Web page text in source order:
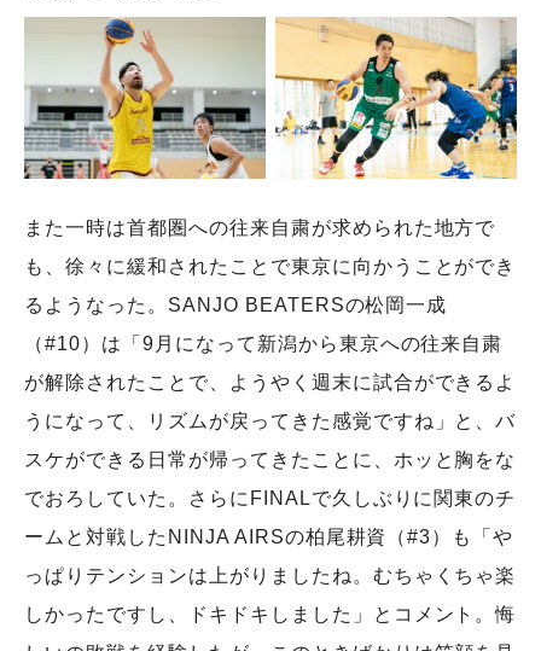
また一時は首都圏への往来自粛が求められた地方で
も、徐々に緩和されたことで東京に向かうことができ
るようなった。SANJO BEATERSの松岡一成
（#10）は「9月になって新潟から東京への往来自粛
が解除されたことで、ようやく週末に試合ができるよ
うになって、リズムが戻ってきた感覚ですね」と、バ
スケができる日常が帰ってきたことに、ホッと胸をな
でおろしていた。さらにFINALで久しぶりに関東のチ
ームと対戦したNINJA AIRSの柏尾耕資（#3）も「や
っぱりテンションは上がりましたね。むちゃくちゃ楽
しかったですし、ドキドキしました」とコメント。悔